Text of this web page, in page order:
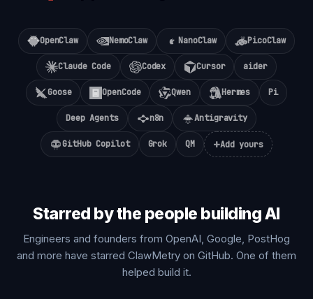
OpenClaw NemoClaw NanoClaw PicoClaw
Claude Code Codex Cursor aider
Goose OpenCode Qwen Hermes Pi
Deep Agents n8n Antigravity
GitHub Copilot Grok QM +Add yours
Starred by the people building AI
Engineers and founders from OpenAI, Google, PostHog
and more have starred ClawMetry on GitHub. One of them
helped build it.